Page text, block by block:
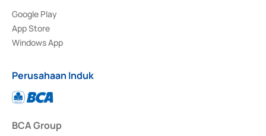
Google Play
App Store
Windows App
Perusahaan Induk
BCA Group